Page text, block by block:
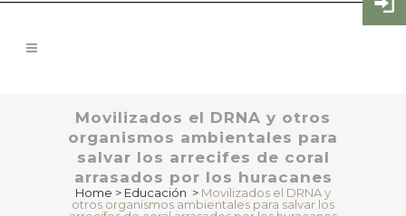
Movilizados el DRNA y otros
organismos ambientales para
salvar los arrecifes de coral
arrasados por los huracanes
Home > Educación > Movilizados el DRNA y
otros organismos ambientales para salvar los